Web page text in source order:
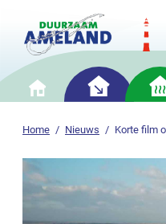
Home Nieuws Korte film